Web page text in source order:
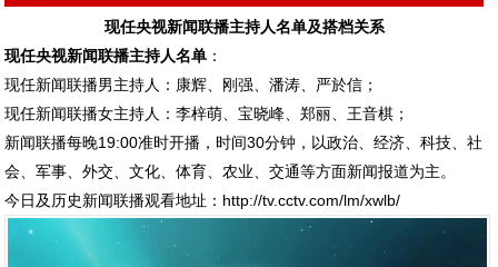
现任央视新闻联播主持人名单及搭档关系
现任央视新闻联播主持人名单 ：
现任新闻联播男主持人：康辉、刚强、潘涛、严於信；
现任新闻联播女主持人：李梓萌、宝晓峰、郑丽、王音棋；
新闻联播每晚19:00准时开播，时间30分钟，以政治、经济、科技、社
会、军事、外交、文化、体育、农业、交通等方面新闻报道为主。
今日及历史新闻联播观看地址： http://tv.cctv.com/lm/xwlb/